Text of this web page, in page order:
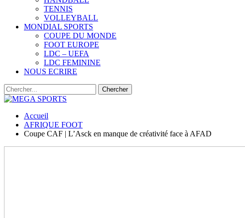
TENNIS
VOLLEYBALL
MONDIAL SPORTS
COUPE DU MONDE
FOOT EUROPE
LDC – UEFA
LDC FEMININE
NOUS ECRIRE
Accueil
AFRIQUE FOOT
Coupe CAF | L’Asck en manque de créativité face à AFAD